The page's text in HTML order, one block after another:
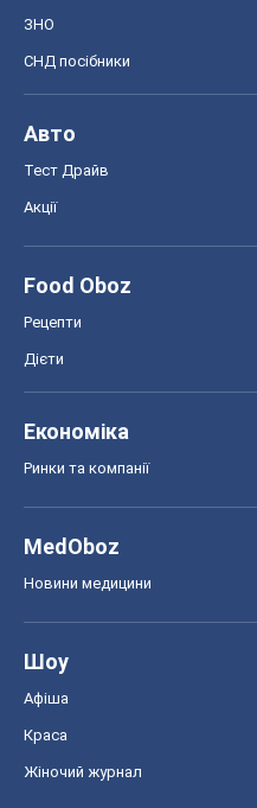
ЗНО
СНД посібники
Авто
Тест Драйв
Акції
Food Oboz
Рецепти
Дієти
Економіка
Ринки та компанії
MedOboz
Новини медицини
Шоу
Афіша
Краса
Жіночий журнал